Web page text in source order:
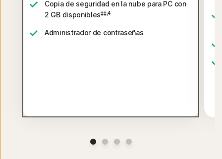
Copia de seguridad en la nube para PC con
2 GB disponibles‡‡,4
Administrador de contraseñas